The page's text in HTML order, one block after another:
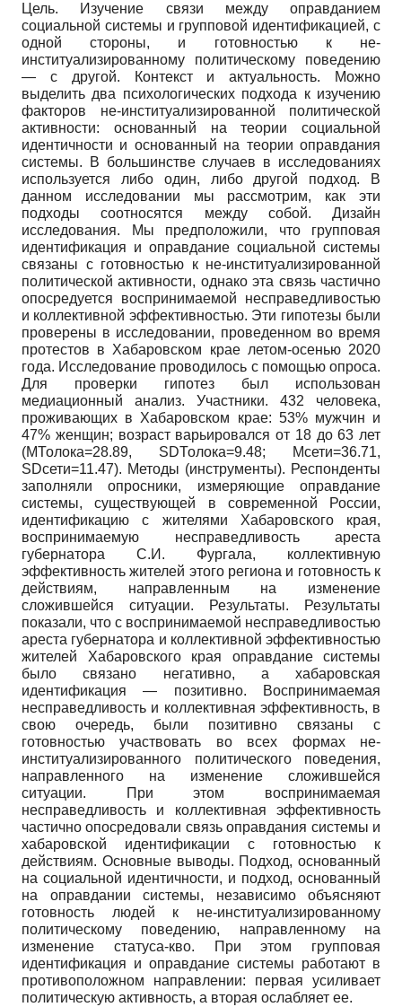
Цель. Изучение связи между оправданием
социальной системы и групповой идентификацией, с
одной стороны, и готовностью к не-
институализированному политическому поведению
— с другой. Контекст и актуальность. Можно
выделить два психологических подхода к изучению
факторов не-институализированной политической
активности: основанный на теории социальной
идентичности и основанный на теории оправдания
системы. В большинстве случаев в исследованиях
используется либо один, либо другой подход. В
данном исследовании мы рассмотрим, как эти
подходы соотносятся между собой. Дизайн
исследования. Мы предположили, что групповая
идентификация и оправдание социальной системы
связаны с готовностью к не-институализированной
политической активности, однако эта связь частично
опосредуется воспринимаемой несправедливостью
и коллективной эффективностью. Эти гипотезы были
проверены в исследовании, проведенном во время
протестов в Хабаровском крае летом-осенью 2020
года. Исследование проводилось с помощью опроса.
Для проверки гипотез был использован
медиационный анализ. Участники. 432 человека,
проживающих в Хабаровском крае: 53% мужчин и
47% женщин; возраст варьировался от 18 до 63 лет
(MТолока=28.89, SDТолока=9.48; Mсети=36.71,
SDсети=11.47). Методы (инструменты). Респонденты
заполняли опросники, измеряющие оправдание
системы, существующей в современной России,
идентификацию с жителями Хабаровского края,
воспринимаемую несправедливость ареста
губернатора С.И. Фургала, коллективную
эффективность жителей этого региона и готовность к
действиям, направленным на изменение
сложившейся ситуации. Результаты. Результаты
показали, что с воспринимаемой несправедливостью
ареста губернатора и коллективной эффективностью
жителей Хабаровского края оправдание системы
было связано негативно, а хабаровская
идентификация — позитивно. Воспринимаемая
несправедливость и коллективная эффективность, в
свою очередь, были позитивно связаны с
готовностью участвовать во всех формах не-
институализированного политического поведения,
направленного на изменение сложившейся
ситуации. При этом воспринимаемая
несправедливость и коллективная эффективность
частично опосредовали связь оправдания системы и
хабаровской идентификации с готовностью к
действиям. Основные выводы. Подход, основанный
на социальной идентичности, и подход, основанный
на оправдании системы, независимо объясняют
готовность людей к не-институализированному
политическому поведению, направленному на
изменение статуса-кво. При этом групповая
идентификация и оправдание системы работают в
противоположном направлении: первая усиливает
политическую активность, а вторая ослабляет ее.